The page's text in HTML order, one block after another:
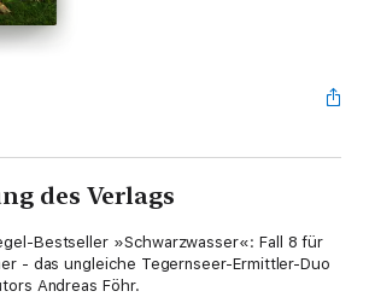
des Verlags
Bestseller »Schwarzwasser«: Fall 8 für
- das ungleiche Tegernseer-Ermittler-Duo
Andreas Föhr.